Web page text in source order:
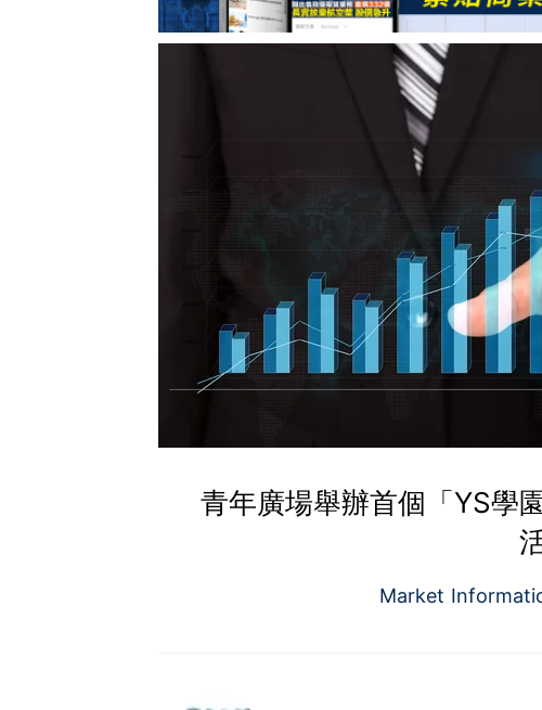
青年廣場舉辦首個「YS學
Market